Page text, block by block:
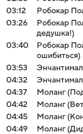
03:12
Робокар
03:26
Робокар
дедушка!)
03:40
Робокар
ошибиться)
03:53
04:32
04:37
Моланг
04:42
Моланг
04:45
Моланг
04:49
Моланг